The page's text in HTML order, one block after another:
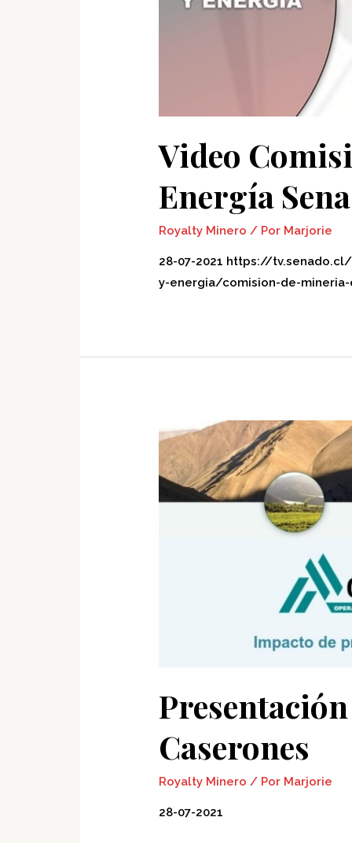
Video
Energía
Royalty Minero / Por Marjorie
28-07-2021 https://
y-energia/comision-de-
Caserones
Royalty Minero / Por Marjorie
28-07-2021